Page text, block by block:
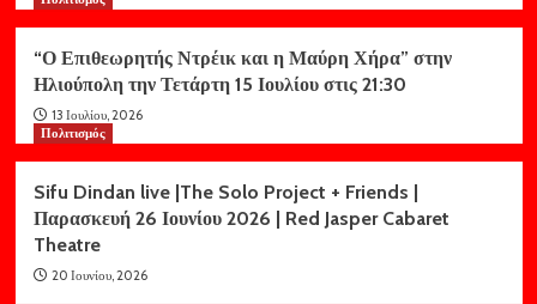
“Ο Επιθεωρητής Ντρέικ και η Μαύρη Χήρα” στην
Ηλιούπολη την Τετάρτη 15 Ιουλίου στις 21:30
13 Ιουλίου, 2026
Πολιτισμός
Sifu Dindan live |The Solo Project + Friends |
Παρασκευή 26 Ιουνίου 2026 | Red Jasper Cabaret
Theatre
20 Ιουνίου, 2026